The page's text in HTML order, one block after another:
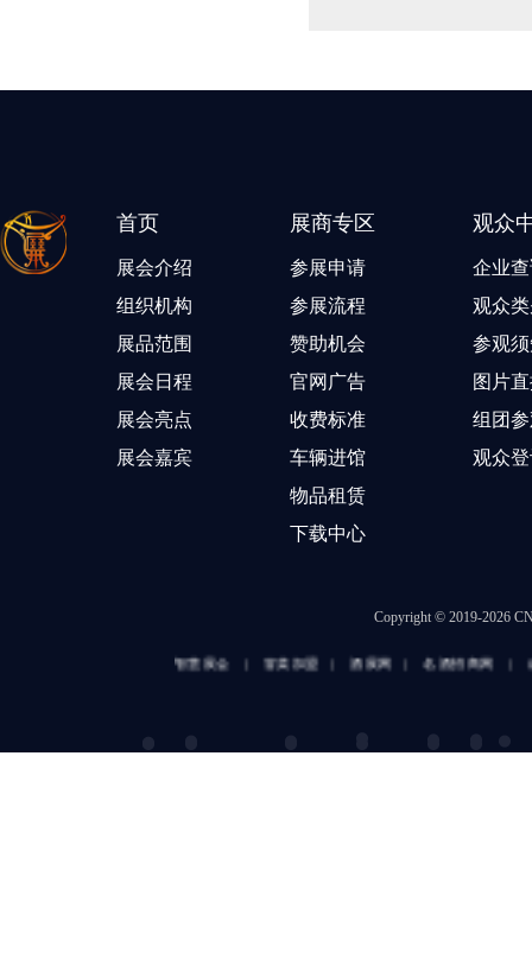
首页
展会介绍
组织机构
展品范围
展会日程
展会亮点
展会嘉宾
展商专区
参展申请
参展流程
赞助机会
官网广告
收费标准
车辆进馆
物品租赁
下载中心
观众
企业
观众
参观
图片
组团
观众
Copyright © 2019-2026
冒菜加盟 酒展网 | 名酒招商网 成都火锅加盟